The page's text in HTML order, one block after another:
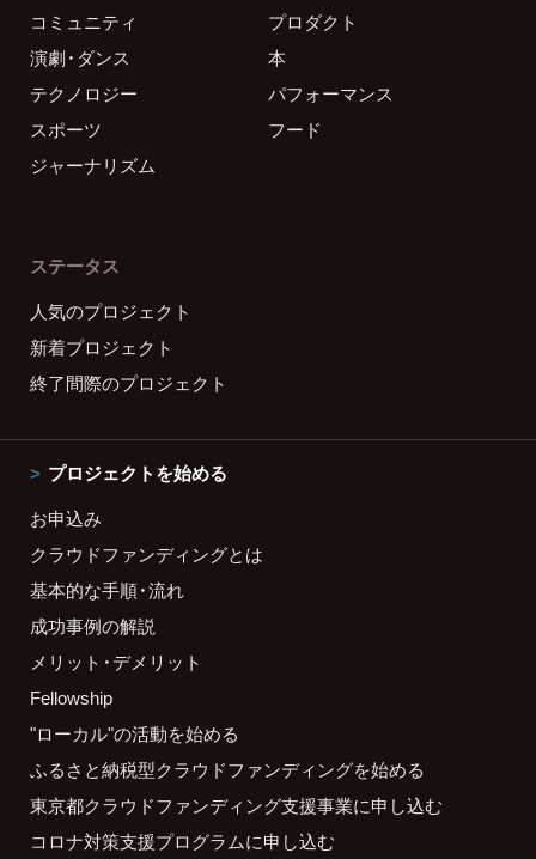
コミュニティ
プロダクト
演劇・ダンス
本
テクノロジー
パフォーマンス
スポーツ
フード
ジャーナリズム
ステータス
人気のプロジェクト
新着プロジェクト
終了間際のプロジェクト
プロジェクトを始める
お申込み
クラウドファンディングとは
基本的な手順・流れ
成功事例の解説
メリット・デメリット
Fellowship
"ローカル"の活動を始める
ふるさと納税型クラウドファンディングを始める
東京都クラウドファンディング支援事業に申し込む
コロナ対策支援プログラムに申し込む